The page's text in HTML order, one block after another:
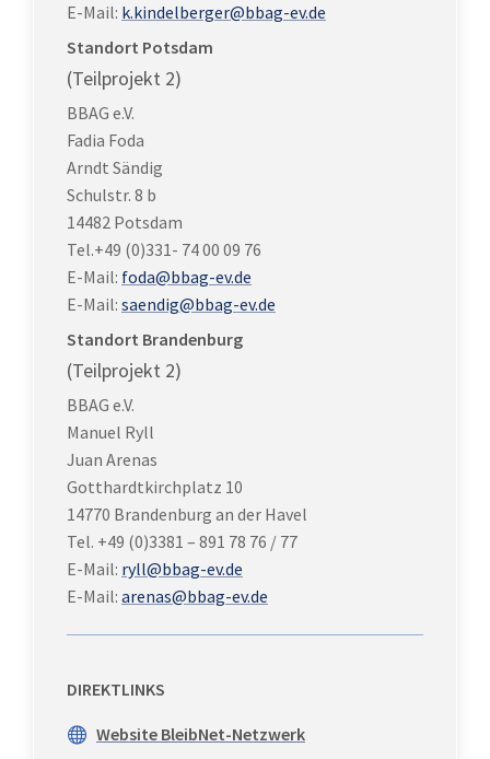
E-Mail: k.kindelberger@bbag-ev.de
Standort Potsdam
(Teilprojekt 2)
BBAG e.V.
Fadia Foda
Arndt Sändig
Schulstr. 8 b
14482 Potsdam
Tel.+49 (0)331- 74 00 09 76
E-Mail: foda@bbag-ev.de
E-Mail: saendig@bbag-ev.de
Standort Brandenburg
(Teilprojekt 2)
BBAG e.V.
Manuel Ryll
Juan Arenas
Gotthardtkirchplatz 10
14770 Brandenburg an der Havel
Tel. +49 (0)3381 – 891 78 76 / 77
E-Mail: ryll@bbag-ev.de
E-Mail: arenas@bbag-ev.de
DIREKTLINKS
 Website BleibNet-Netzwerk